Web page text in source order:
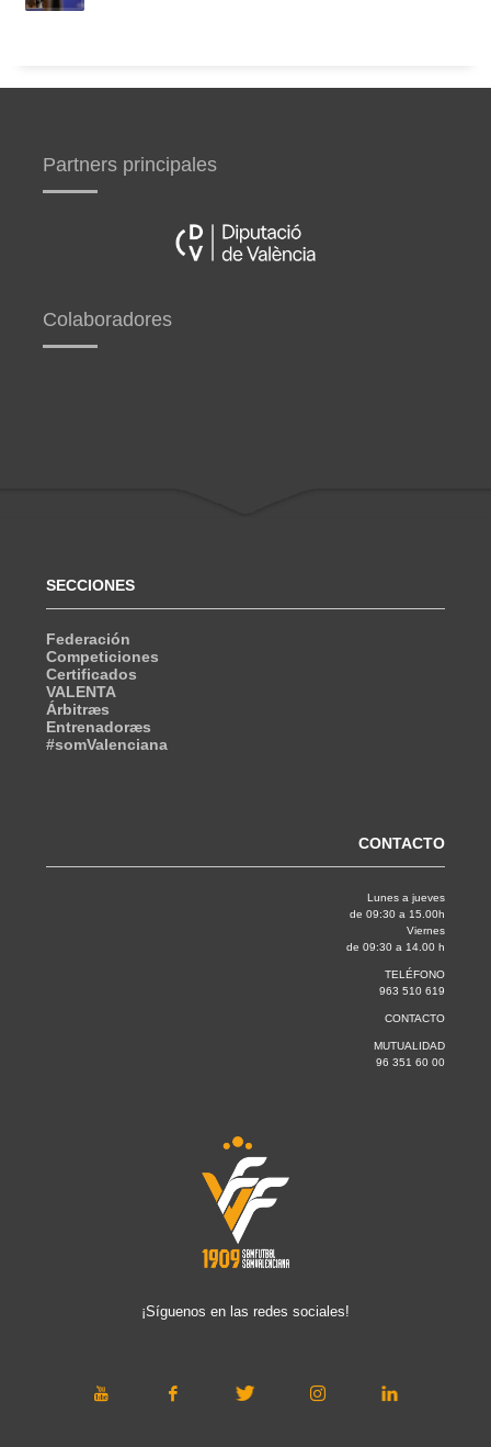
Partners principales
Colaboradores
SECCIONES
Federación
Competiciones
Certificados
VALENTA
Árbitræs
Entrenadoræs
#somValenciana
CONTACTO
Lunes a jueves
de 09:30 a 15.00h
Viernes
de 09:30 a 14.00 h
TELÉFONO
963 510 619
CONTACTO
MUTUALIDAD
96 351 60 00
¡Síguenos en las redes sociales!